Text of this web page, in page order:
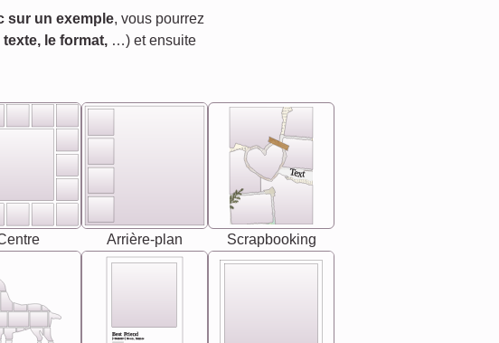
sur un exemple, vous pourrez
le format,…) et ensuite
Arrière-plan
Text
Scrapbooking
Best Friend
[<NAME>] Noun, feminie